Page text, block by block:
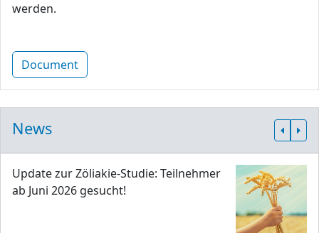
werden.
Document
News
Update zur Zöliakie-Studie: Teilnehmer
ab Juni 2026 gesucht!